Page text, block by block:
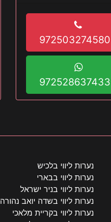
נערות ליווי בלכיש
נערות ליווי בבארי
נערות ליווי בניר ישראל
נערות ליווי בשדה יואב נהורה
נערות ליווי בקריית מלאכי